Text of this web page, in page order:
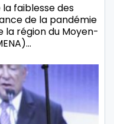
la faiblesse des
de la pandémie
la région du Moyen-